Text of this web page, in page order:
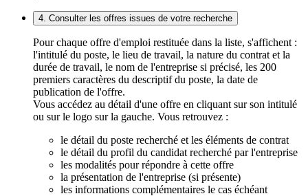
4. Consulter les offres issues de votre recherche
Pour chaque offre d'emploi restituée dans la liste, s'affichent :
l'intitulé du poste, le lieu de travail, la nature du contrat et la
durée de travail, le nom de l'entreprise si précisé, les 200
premiers caractères du descriptif du poste, la date de
publication de l'offre.
Vous accédez au détail d'une offre en cliquant sur son intitulé
ou sur le logo sur la gauche. Vous retrouvez :
le détail du poste recherché et les éléments de contrat
le détail du profil du candidat recherché par l'entreprise
les modalités pour répondre à cette offre
la présentation de l'entreprise (si présente)
les informations complémentaires le cas échéant